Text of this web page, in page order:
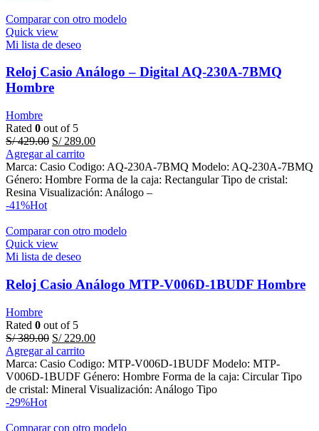
Comparar con otro modelo
Quick view
Mi lista de deseo
Reloj Casio Análogo – Digital AQ-230A-7BMQ
Hombre
Hombre
Rated 0 out of 5
S/429.00 Original
price
was:
S/ 429.00.
S/289.00Current
is:
S/ 289.00.
Agregar al carrito
Marca: Casio Codigo: AQ-230A-7BMQ Modelo: AQ-230A-7BMQ
Género: Hombre Forma de la caja: Rectangular Tipo de cristal:
Resina Visualización: Análogo –
-41%Hot
Comparar con otro modelo
Quick view
Mi lista de deseo
Reloj Casio Análogo MTP-V006D-1BUDF Hombre
Hombre
Rated 0 out of 5
S/389.00 Original
price
was:
S/ 389.00.
S/229.00Current
is:
S/ 229.00.
Agregar al carrito
Marca: Casio Codigo: MTP-V006D-1BUDF Modelo: MTP-
V006D-1BUDF Género: Hombre Forma de la caja: Circular Tipo
de cristal: Mineral Visualización: Análogo Tipo
-29%Hot
Comparar con otro modelo